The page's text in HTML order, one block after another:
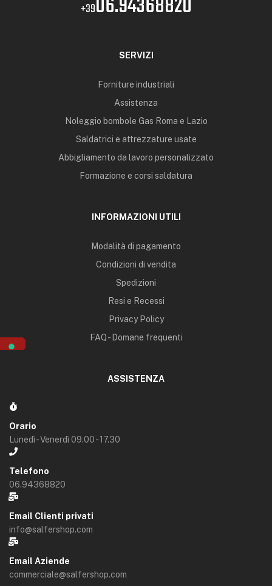
+39
SERVIZI
Forniture industriali
Assistenza
Noleggio bombole Gas Roma e Lazio
Saldatrici e attrezzature usate
Abbigliamento da lavoro personalizzato
Formazione e corsi saldatura
INFORMAZIONI UTILI
Modalità di pagamento
Condizioni di vendita
Spedizioni
Resi e Recessi
Privacy Policy
FAQ - Domane frequenti
ASSISTENZA
Orario
Lunedì - Venerdì 09.00 - 17.30
Telefono
06.94368820
Email Clienti privati
info@salfershop.com
Email Aziende
commerciale@salfershop.com